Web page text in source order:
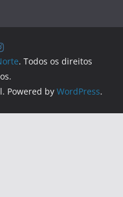
. Todos os direitos
Powered by WordPress.